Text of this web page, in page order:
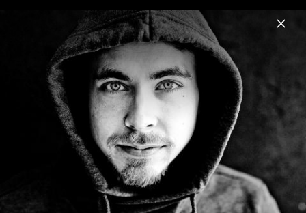
Menu
Wankelmut
Home News Musik Videos Biografie
Wasted So Much Time